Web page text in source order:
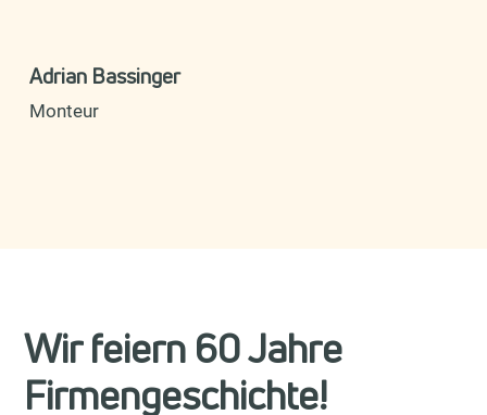
Adrian Bassinger
Monteur
Wir feiern 60 Jahre
Firmengeschichte!